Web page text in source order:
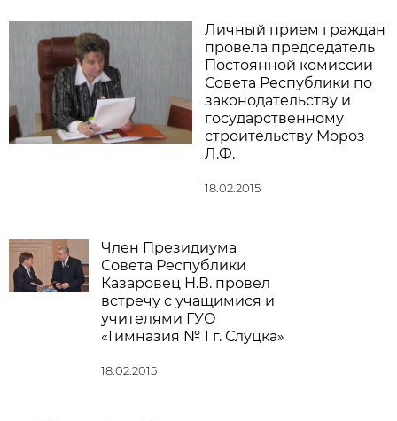
Личный прием граждан
провела председатель
Постоянной комиссии
Совета Республики по
законодательству и
государственному
строительству Мороз
Л.Ф.
18.02.2015
Член Президиума
Совета Республики
Казаровец Н.В. провел
встречу с учащимися и
учителями ГУО
«Гимназия № 1 г. Слуцка»
18.02.2015